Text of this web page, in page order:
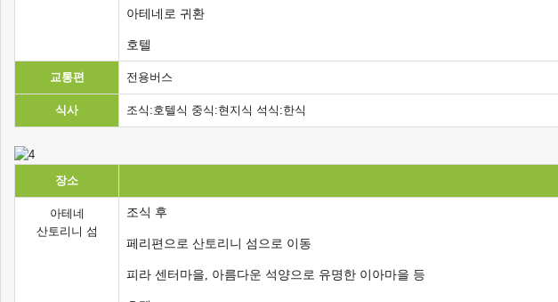
아테네로 귀환
호텔
교통편 전용버스
식사 조식:호텔식 중식:현지식 석식:한식
장소
아테네
산토리니 섬
조식 후
페리편으로 산토리니 섬으로 이동
피라 센터마을, 아름다운 석양으로 유명한 이아마을 등